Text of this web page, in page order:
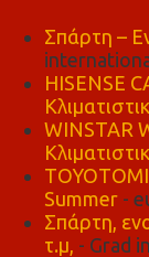
Σπάρτη –
HISENSE
WINSTAR
Summer -
Σπάρτη,
τ.μ, - Grad